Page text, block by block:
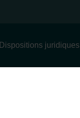
Dispositions juridiques